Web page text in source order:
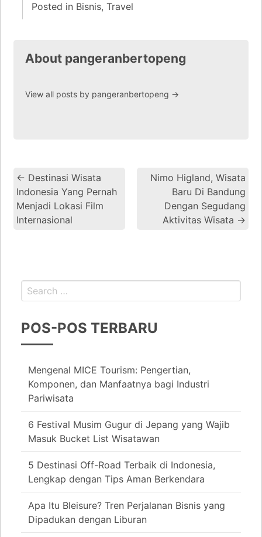
Posted in Bisnis, Travel
About pangeranbertopeng
View all posts by pangeranbertopeng →
← Destinasi Wisata
Indonesia Yang Pernah
Menjadi Lokasi Film
Internasional
Nimo Higland, Wisata
Baru Di Bandung
Dengan Segudang
Aktivitas Wisata →
POS-POS TERBARU
Mengenal MICE Tourism: Pengertian,
Komponen, dan Manfaatnya bagi Industri
Pariwisata
6 Festival Musim Gugur di Jepang yang Wajib
Masuk Bucket List Wisatawan
5 Destinasi Off-Road Terbaik di Indonesia,
Lengkap dengan Tips Aman Berkendara
Apa Itu Bleisure? Tren Perjalanan Bisnis yang
Dipadukan dengan Liburan